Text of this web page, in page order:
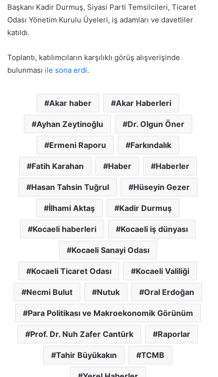
Başkanı Kadir Durmuş, Siyasi Parti Temsilcileri, Ticaret
Odası Yönetim Kurulu Üyeleri, iş adamları ve davetliler
katıldı.
Toplantı, katılımcıların karşılıklı görüş alışverişinde
bulunması ile sona erdi.
Akar haber Akar Haberleri
Ayhan Zeytinoğlu Dr. Olgun Öner
Ermeni Raporu Farkındalık
Fatih Karahan Haber Haberler
Hasan Tahsin Tuğrul Hüseyin Gezer
İlhami Aktaş Kadir Durmuş
Kocaeli haberleri Kocaeli iş dünyası
Kocaeli Sanayi Odası
Kocaeli Ticaret Odası Kocaeli Valiliği
Necmi Bulut Nutuk Oral Erdoğan
Para Politikası ve Makroekonomik Görünüm
Prof. Dr. Nuh Zafer Cantürk Raporlar
Tahir Büyükakın TCMB